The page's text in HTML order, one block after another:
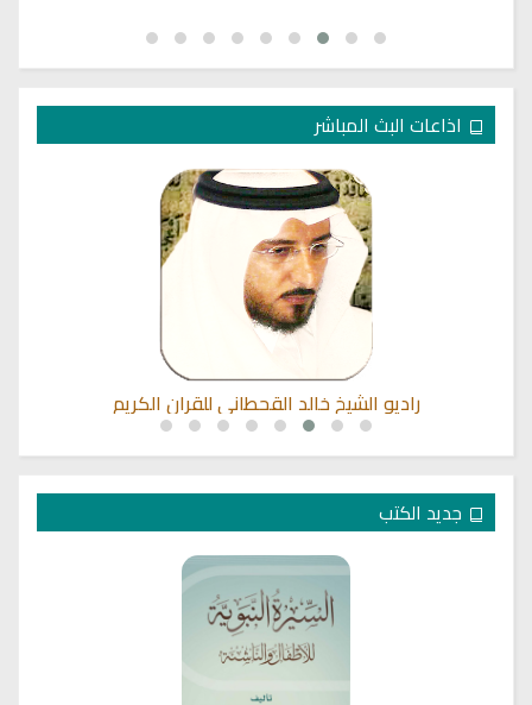
اذاعات البث المباشر
راديو الشيخ خالد القحطاني للقران الكريم
جديد الكتب